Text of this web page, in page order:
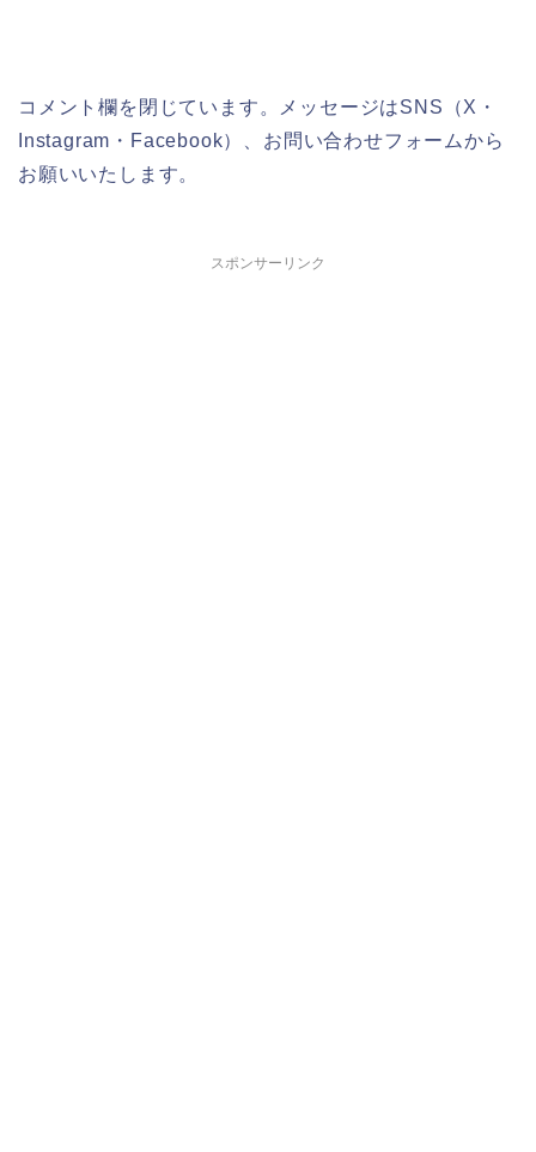
コメント欄を閉じています。メッセージはSNS（X・
Instagram・Facebook）、お問い合わせフォームから
お願いいたします。
スポンサーリンク